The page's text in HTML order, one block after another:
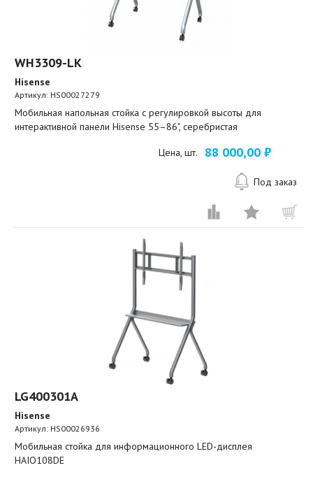
WH3309-LK
Hisense
Артикул: HS00027279
Мобильная напольная стойка с регулировкой высоты для
интерактивной панели Hisense 55–86", серебристая
Цена, шт. 88 000,00 ₽
Под заказ
LG400301A
Hisense
Артикул: HS00026936
Мобильная стойка для информационного LED-дисплея
HAIO108DE